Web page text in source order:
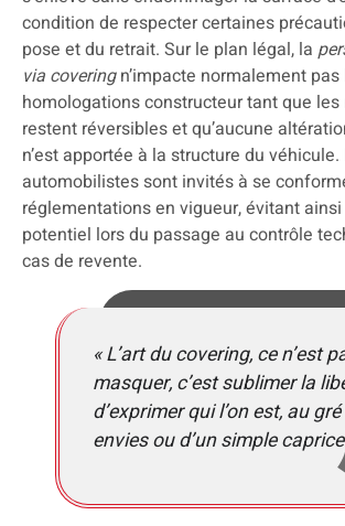
condition de respecter certaines
pose et du retrait. Sur le plan légal, la
via coveringn’impacte normalement
homologations constructeur tant que
restent réversibles et qu’aucune
n’est apportée à la structure du véhicule.
automobilistes sont invités à se
réglementations en vigueur, évitant
potentiel lors du passage au contrôle
cas de revente.
« L’art du covering, ce n’est
masquer, c’est sublimer la
d’exprimer qui l’on est, au
envies ou d’un simple caprice.